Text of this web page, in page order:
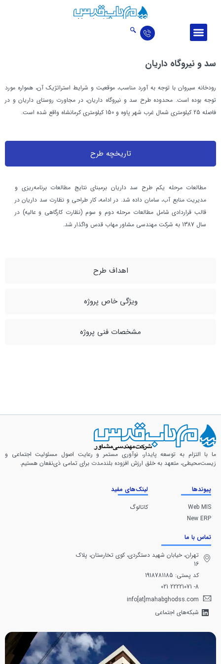
سد و نيروگاه داريان
رودخانه سيروان با توجه به آورد مناسب، موقعيت و شرايط استراتژيك آن، همواره مورد
توجه بوده است. محدوده طرح سد و نیروگاه داریان، در مجاورت روستاي داريان و در
فاصله 25 کيلومتري شمال غرب شهر پاوه و 150 کيلومتري کرمانشاه واقع شده است.
تاریخچه طرح
اهداف طرح
ویژگی خاص پروژه
مشخصات فنی پروژه
مطالعات مرحله يكم طرح سد داريان برمبناي نتايج مطالعات برنامه‌ريزي و
مديريت منابع آب، سامان داده شد. در ادامه، كار طراحي و نظارت سد داريان در
قالب قراردادي شامل مطالعات مرحله دوم و سوم (نظارت كارگاهي و عاليه) در
سال 1387 به شركت مهندسي مشاور مهاب قدس واگذار شد.
ما با التزام به توسعه پایدار، نوآوری مستمر و رعایت اصول مسئولیت اجتماعی و
زیست‌محیطی، متعهد به خلق ارزش افزوده بلندمدت برای تمامی ذی‌نفعان هستیم.
پیوندها
Web MIS
New ERP
لینک‌های مفید
کاتالوگ
تماس با ما
تهران، خيابان شهيد دستگردی، كوی تخارستان، پلاک
16
کد پستی: 1918781185
8- 22221071 021
info[at]mahabghodss.com
شبکه‌های اجتماعی